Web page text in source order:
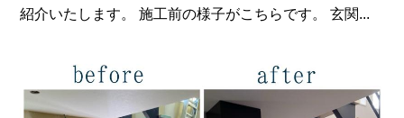
紹介いたします。 施工前の様子がこちらです。 玄関...